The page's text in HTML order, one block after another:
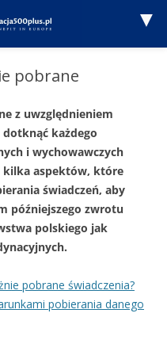
pobrane
z uwzględnieniem
każdego
i wychowawczych
kilka aspektów, które
świadczeń, aby
późniejszego zwrotu
polskiego jak
pobrane świadczenia?
pobierania danego